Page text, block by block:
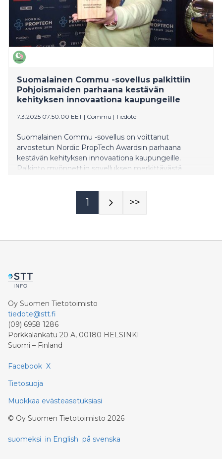
Suomalainen Commu -sovellus palkittiin
Pohjoismaiden parhaana kestävän
kehityksen innovaationa kaupungeille
7.3.2025 07:50:00 EET | Commu | Tiedote
Suomalainen Commu -sovellus on voittanut
arvostetun Nordic PropTech Awardsin parhaana
kestävän kehityksen innovaationa kaupungeille.
Palkinto myönnettiin sovelluksen merkittävästä
naapuriyhteisöllisyyden edistämisessä. Commu on
sovellus, joka yhdistää avun tarvitsijat ja auttajat
1 >>
Oy Suomen Tietotoimisto
tiedote@stt.fi
(09) 6958 1286
Porkkalankatu 20 A, 00180 HELSINKI
Suomi – Finland
Facebook X
Tietosuoja
Muokkaa evästeasetuksiasi
© Oy Suomen Tietotoimisto 2026
suomeksi in English på svenska